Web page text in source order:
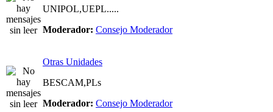
UNIPOL,UEPL.....
Moderador: Consejo Moderador
Otras Unidades
BESCAM,PLs
Moderador: Consejo Moderador